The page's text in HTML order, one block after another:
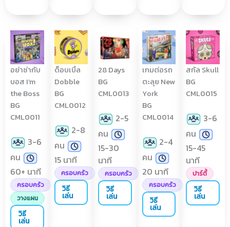
อย่าซ่ากับ
บอส I’m
the Boss
BG
CML0011
3-6
คน
60+ นาที
ครอบครัว
วางแผน
วิธี
เล่น
ด็อบเบิ้ล
Dobble
BG
CML0012
2-8
คน
15 นาที
ครอบครัว
วิธี
เล่น
28 Days
BG
CML0013
2-5
คน
15-30
นาที
ครอบครัว
วิธี
เล่น
เกมต่อรถ
ตะลุย New
York
BG
CML0014
2-4
คน
20 นาที
ครอบครัว
วิธี
เล่น
สกัล Skull
BG
CML0015
3-6
คน
15-45
นาที
ปาร์ตี้
วิธี
เล่น